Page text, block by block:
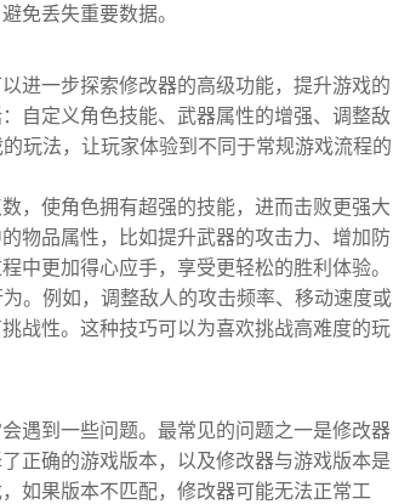
免丢失重要数据。
进一步探索修改器的高级功能，提升游戏的
自定义角色技能、武器属性的增强、调整敌
玩法，让玩家体验到不同于常规游戏流程的
，使角色拥有超强的技能，进而击败更强大
物品属性，比如提升武器的攻击力、增加防
中更加得心应手，享受更轻松的胜利体验。
。例如，调整敌人的攻击频率、移动速度或
战性。这种技巧可以为喜欢挑战高难度的玩
遇到一些问题。最常见的问题之一是修改器
正确的游戏版本，以及修改器与游戏版本是
如果版本不匹配，修改器可能无法正常工